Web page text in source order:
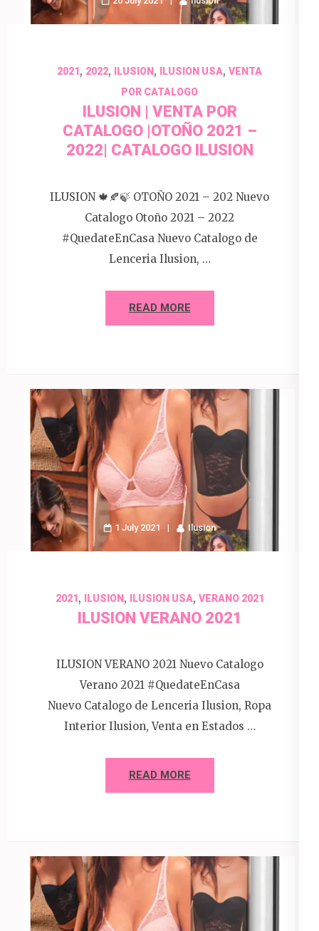
2021, 2022, ILUSION , ILUSION USA, VENTA
POR CATALOGO
ILUSION | VENTA POR
CATALOGO |OTOÑO 2021 –
2022| CATALOGO ILUSION
ILUSION 🍁🍂🍃 OTOÑO 2021 – 202 Nuevo
Catalogo Otoño 2021 – 2022
#QuedateEnCasa Nuevo Catalogo de
Lenceria Ilusion, …
READ MORE
1 July 2021 Ilusion
2021, ILUSION, ILUSION USA, VERANO 2021
ILUSION VERANO 2021
ILUSION VERANO 2021 Nuevo Catalogo
Verano 2021 #QuedateEnCasa
Nuevo Catalogo de Lenceria Ilusion, Ropa
Interior Ilusion, Venta en Estados …
READ MORE